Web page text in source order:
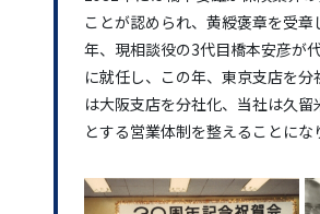
ことが認められ、黄綬褒章を受章
年、現相談役の3代目橋本安彦が
に就任し、この年、東京支店を
は大阪支店を分社化、当社は久
とする営業体制を整えることにな